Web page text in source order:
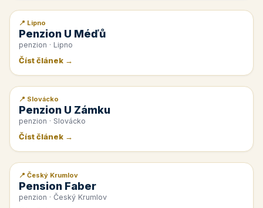
📰 PR článek
📍 Lipno
Penzion U Méďů
penzion · Lipno
Číst článek →
📰 PR článek
📍 Slovácko
Penzion U Zámku
penzion · Slovácko
Číst článek →
📰 PR článek
📍 Český Krumlov
Pension Faber
penzion · Český Krumlov